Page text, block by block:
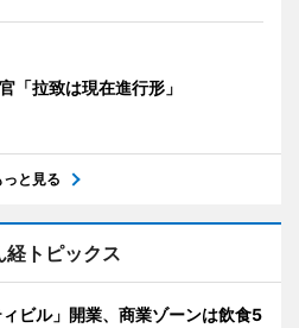
「拉致は現在進行形」
っと見る
経トピックス
ビル」開業、商業ゾーンは飲食5